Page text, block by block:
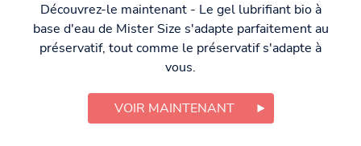
Découvrez-le maintenant - Le gel lubrifiant bio à
base d'eau de Mister Size s'adapte parfaitement au
préservatif, tout comme le préservatif s'adapte à
vous.
VOIR MAINTENANT